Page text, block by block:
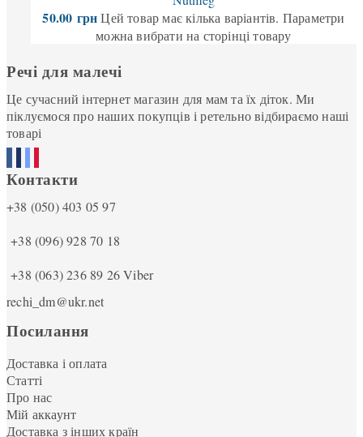
50.00 грн Цей товар має кілька варіантів. Параметри
можна вибрати на сторінці товару
Речі для малечі
Це сучасний інтернет магазин для мам та їх діток. Ми
піклуємося про наших покупців і ретельно відбираємо наші
товарі
Контакти
+38 (050) 403 05 97
+38 (096) 928 70 18
+38 (063) 236 89 26Viber
rechi_dm@ukr.net
Посилання
Доставка і оплата
Статті
Про нас
Мій аккаунт
Доставка з інших країн